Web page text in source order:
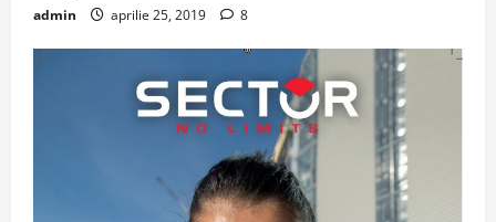
admin aprilie 25, 2019 8